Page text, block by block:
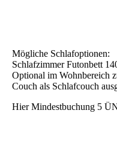
Mögliche Schlafoptionen:
Schlafzimmer Futonbett
Optional im Wohnbereich
Couch als Schlafcouch
Hier Mindestbuchung 5